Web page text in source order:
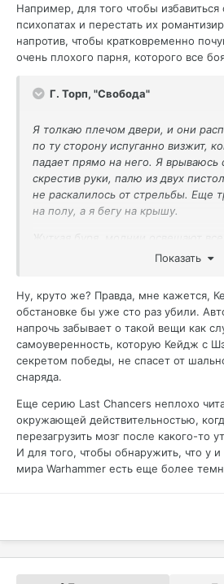
Например, для того чтобы
психопатах и перестать их
напротив, чтобы кратковременно
очень плохого парня, которого все
Г. Торп, "Свобода"
Я толкаю плечом двери, и они
по ту сторону испуганно визжит,
падает прямо на него. Я врываюсь
скрестив руки, палю из двух
не раскалилось от стрельбы. Еще
на полу, а я бегу на крышу.
грома. Ветер воет над башней,
обращая на них никакого
Показать
Ну, круто же? Правда, мне кажется,
обстановке бы уже сто раз убили.
напрочь забывает о такой вещи как
самоуверенность, которую Кейдж с
секретом победы, не спасет от
снаряда.
Еще серию Last Chancers неплохо
окружающей действительностью,
перезагрузить мозг после какого-то
И для того, чтобы обнаружить, что у и
мира Warhammer есть еще более